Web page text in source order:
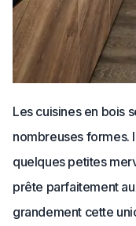
Les cuisines en bois
nombreuses formes.
quelques petites
prête parfaitement
grandement cette